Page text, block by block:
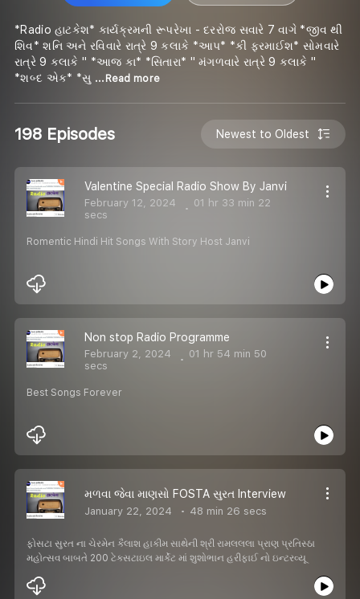
*Radio હાટકેશ* કાર્યક્રમની રૂપરેખા - દરરોજ સવારે 7 વાગે *જીવ થી
શિવ* શનિ અને રવિવારે રાત્રે 9 કલાકે *આપ* *કી ફરમાઈશ* સોમવારે
રાત્રે 9 કલાકે " *આજ કા* *સિતારા* " મંગળવારે રાત્રે 9 કલાકે "
*શબ્દ એક* *સુ ...Read more
198 Episodes Newest to Oldest
Valentine Special Radio Show By Janvi
February 12, 2024
01 hr 33 min 22
secs
Romentic Hindi Hit Songs With Story Host Janvi
Non stop Radio Programme
February 2, 2024
01 hr 54 min 50
secs
Best Songs Forever
મળવા જેવા માણસો FOSTA સુરત Interview
January 22, 2024 48 min 26 secs
ફોસટા સુરત ના ચેરમેન કૈલાશ હાકીમ સાથેની શ્રી રામલલલા પ્રાણ પ્રતિસ્ઠા
મહોત્સવ બાબતે 200 ટેક્સટાઇલ માર્કેટ માં શુશોભાન હરીફાઈ નો ઇન્ટરવ્યૂ